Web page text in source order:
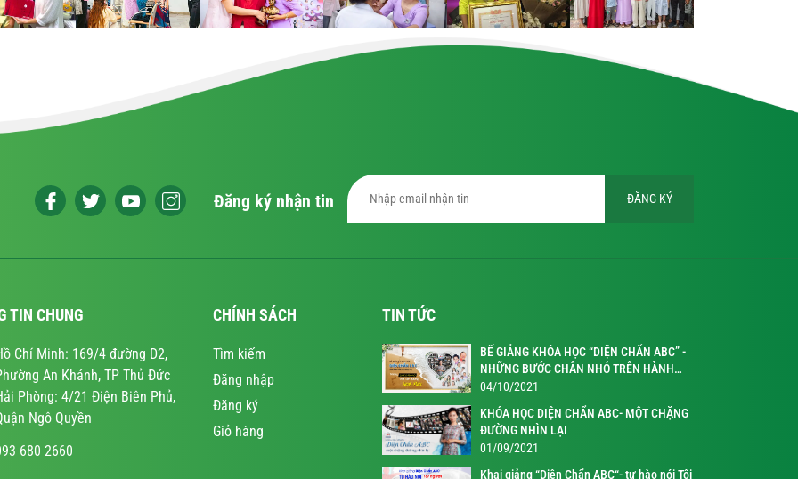
Đăng ký nhận tin ĐĂNG KÝ
TIN CHUNG
Chí Minh: 169/4 đường D2,
An Khánh, TP Thủ Đức
Phòng: 4/21 Điện Biên Phủ,
Ngô Quyền
680 2660
CHÍNH SÁCH
Tìm kiếm
Đăng nhập
Đăng ký
Giỏ hàng
TIN TỨC
BẾ GIẢNG KHÓA HỌC “DIỆN CHẨN ABC” -
NHỮNG BƯỚC CHÂN NHỎ TRÊN HÀNH
TRÌNH KỲ DIỆU
04/10/2021
KHÓA HỌC DIỆN CHẨN ABC- MỘT CHẶNG
ĐƯỜNG NHÌN LẠI
01/09/2021
Khai giảng “Diện Chẩn ABC“- tự hào nói Tôi